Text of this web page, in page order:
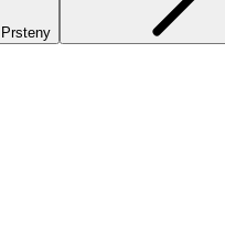
Prsteny